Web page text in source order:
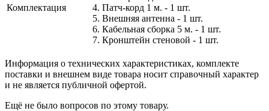
Комплектация
4. Патч-корд 1 м. - 1 шт.
5. Внешняя антенна - 1 шт.
6. Кабельная сборка 5 м. - 1 шт.
7. Кронштейн стеновой - 1 шт.
Информация о технических характеристиках, комплекте
поставки и внешнем виде товара носит справочный характер
и не является публичной офертой.
Ещё не было вопросов по этому товару.